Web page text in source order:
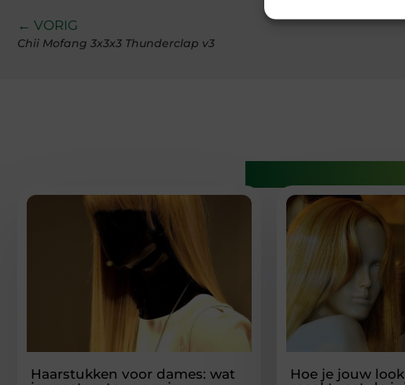
← VORIG
Chii Mofang 3x3x3 Thunderclap v3
Haarstukken voor dames: wat
Hoe je jouw